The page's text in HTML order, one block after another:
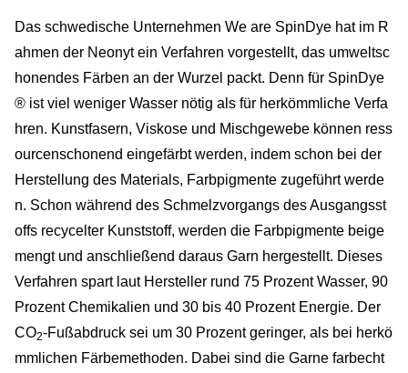
Das schwedische Unternehmen We are SpinDye hat im R
ahmen der Neonyt ein Verfahren vorgestellt, das umweltsc
honendes Färben an der Wurzel packt. Denn für SpinDye
® ist viel weniger Wasser nötig als für herkömmliche Verfa
hren. Kunstfasern, Viskose und Mischgewebe können ress
ourcenschonend eingefärbt werden, indem schon bei der
Herstellung des Materials, Farbpigmente zugeführt werde
n. Schon während des Schmelzvorgangs des Ausgangsst
offs recycelter Kunststoff, werden die Farbpigmente beige
mengt und anschließend daraus Garn hergestellt. Dieses
Verfahren spart laut Hersteller rund 75 Prozent Wasser, 90
Prozent Chemikalien und 30 bis 40 Prozent Energie. Der
CO2-Fußabdruck sei um 30 Prozent geringer, als bei herkö
mmlichen Färbemethoden. Dabei sind die Garne farbecht